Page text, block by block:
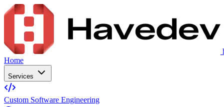
Home
Services
Custom Software Engineering